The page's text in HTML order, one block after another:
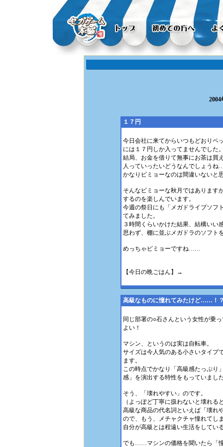
2004
１７円
今日会社に来てからいつもどおりペ
には１７円しか入ってませんでした
結局、お金を借りて無事にお茶は買
人っていったいどうなんでしょう
かなりビミョーなのは間違いないと
そんなビミョーな秋月ではあります
するのを楽しんでいます。
今週の祭日にも「メガドライブソフ
てみました。
３時間くらいかけた結果、結構いい
思わず、棚に並ぶメガドラのソフト
めっちゃビミョーですね……
【今日の晩ごはん】→
高級なものに憧れてみたけど……！
同じ部署の○石さんという女性が乗
よい！
マシン、というのは実は自転車。
サイズは今人気のある小さいタイプ
ます。
この時点でかなり「高級感たっぷり
感」を演出する特性をもっていまし
そう、「壊れやすい」のです。
（よっぽど丁寧に扱わないと壊れる
高級な商品の代名詞といえば「壊れ
ので、もう、メチャクチャ憧れて
自分が高級とは程遠い生活をしてい
でも……マシンの価格を聞いたら「